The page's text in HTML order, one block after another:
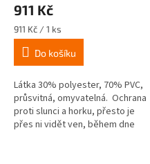
911 Kč
Měrná
cena:
911 Kč / 1 ks
Do košíku
Látka 30% polyester, 70% PVC,
průsvitná, omyvatelná. Ochrana
proti slunci a horku, přesto je
přes ni vidět ven, během dne